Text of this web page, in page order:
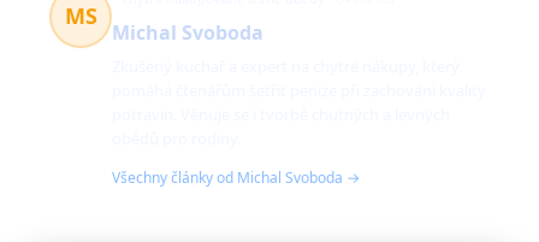
MS
Michal Svoboda
Všechny články od Michal Svoboda →